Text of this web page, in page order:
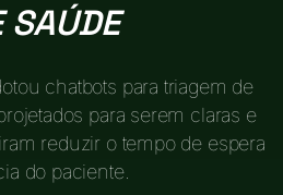
SAÚDE
chatbots para triagem de
para serem claras e
reduzir o tempo de espera
do paciente.